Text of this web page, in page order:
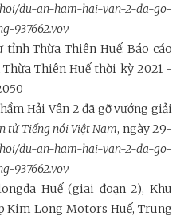
du-an-ham-hai-van-2-da-go-
937662.vov
tỉnh Thừa Thiên Huế: Báo cáo
Thiên Huế thời kỳ 2021 -
Hải Vân 2 đã gỡ vướng giải
tử Tiếng nói Việt Nam, ngày 29-
du-an-ham-hai-van-2-da-go-
937662.vov
Huế (giai đoạn 2), Khu
Kim Long Motors Huế, Trung